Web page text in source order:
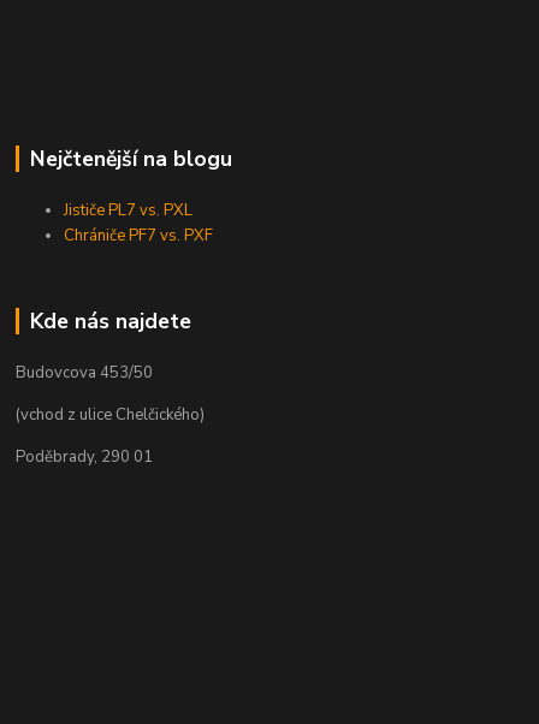
Nejčtenější na blogu
Jističe PL7 vs. PXL
Chrániče PF7 vs. PXF
Kde nás najdete
Budovcova 453/50
(vchod z ulice Chelčického)
Poděbrady, 290 01